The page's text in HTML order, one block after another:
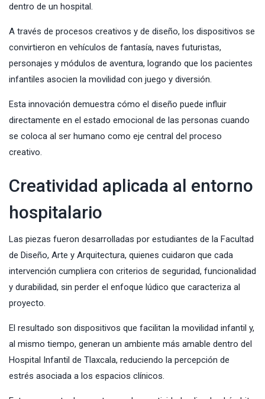
dentro de un hospital.
A través de procesos creativos y de diseño, los dispositivos se
convirtieron en vehículos de fantasía, naves futuristas,
personajes y módulos de aventura, logrando que los pacientes
infantiles asocien la movilidad con juego y diversión.
Esta innovación demuestra cómo el diseño puede influir
directamente en el estado emocional de las personas cuando
se coloca al ser humano como eje central del proceso
creativo.
Creatividad aplicada al entorno
hospitalario
Las piezas fueron desarrolladas por estudiantes de la Facultad
de Diseño, Arte y Arquitectura, quienes cuidaron que cada
intervención cumpliera con criterios de seguridad, funcionalidad
y durabilidad, sin perder el enfoque lúdico que caracteriza al
proyecto.
El resultado son dispositivos que facilitan la movilidad infantil y,
al mismo tiempo, generan un ambiente más amable dentro del
Hospital Infantil de Tlaxcala, reduciendo la percepción de
estrés asociada a los espacios clínicos.